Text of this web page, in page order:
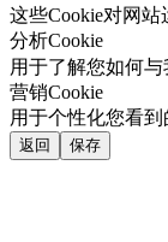
这些Cookie对网站
分析Cookie
用于了解您如何与
营销Cookie
用于个性化您看到
返回 保存